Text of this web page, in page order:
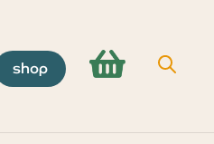
shop